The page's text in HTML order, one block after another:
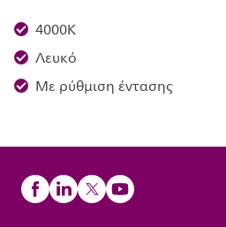
4000K
Λευκό
Με ρύθμιση έντασης